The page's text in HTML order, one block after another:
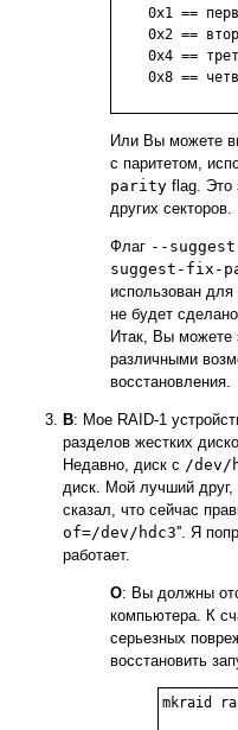
0x1 ==
0x2 ==
0x4 ==
0x8 ==
Или Вы можете
с паритетом,
parity flag. Это
других секторов.
Флаг --
suggest-fix-
использован для
не будет
Итак, Вы можете
различными
восстановления.
В: Мое RAID-1
разделов жестких
Недавно, диск с /dev/
диск. Мой лучший друг,
сказал, что сейчас
of=/dev/hdc3''. Я
работает.
О: Вы должны
компьютера. К
серьезных
восстановить
mkraid